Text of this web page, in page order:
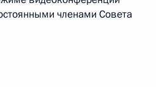
членами Совета